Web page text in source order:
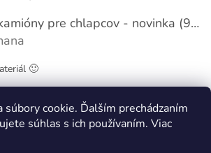
súbory cookie. Ďalším prechádzaním
súhlas s ich používaním. Viac
s
u
Tričko kamióny pre chlapcov - novinka (98-134)
produktu je 5 z 5 hviezdičiek.
🙂
podmienky Kontakty